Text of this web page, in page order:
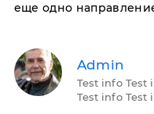
еще одно
Admin
Test info Test
Test info Test